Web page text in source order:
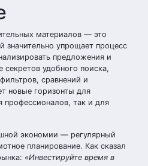
материалов — это
упрощает процесс
предложения и
удобного поиска,
сравнений и
новые горизонты для
профессионалов, так и для
экономии — регулярный
планирование. Как сказал
«Инвестируйте время в